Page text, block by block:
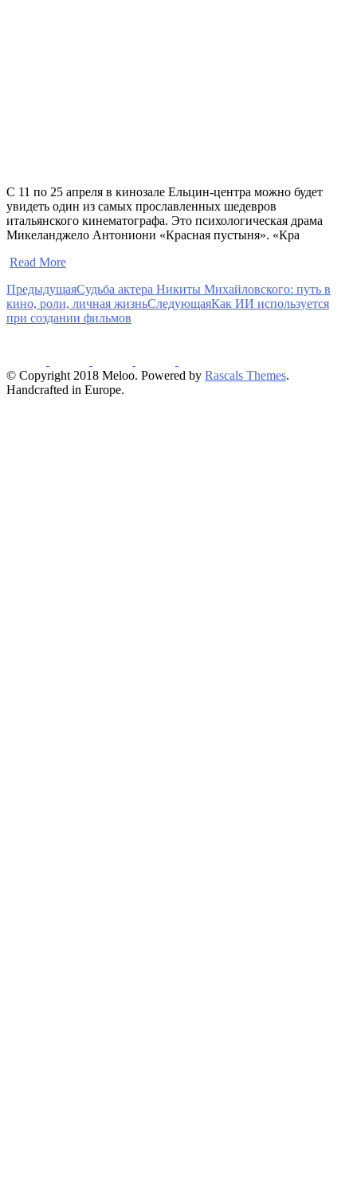
С 11 по 25 апреля в кинозале Ельцин-центра можно будет
увидеть один из самых прославленных шедевров
итальянского кинематографа. Это психологическая драма
Микеланджело Антониони «Красная пустыня». «Кра
Read More
ПредыдущаяСудьба актера Никиты Михайловского: путь в
кино, роли, личная жизньСледующаяКак ИИ используется
при создании фильмов
© Copyright 2018 Meloo. Powered by Rascals Themes.
Handcrafted in Europe.